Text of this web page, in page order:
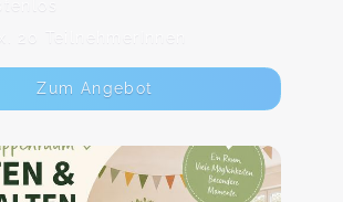
20 TeilnehmerInnen
Zum Angebot